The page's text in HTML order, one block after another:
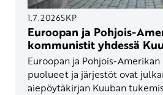
1.7.2026SKP
Euroopan ja Pohjois-
kommunistit yhdessä
Euroopan ja Pohjois-
puolueet ja järjestöt ovat
aiepöytäkirjan Kuuban